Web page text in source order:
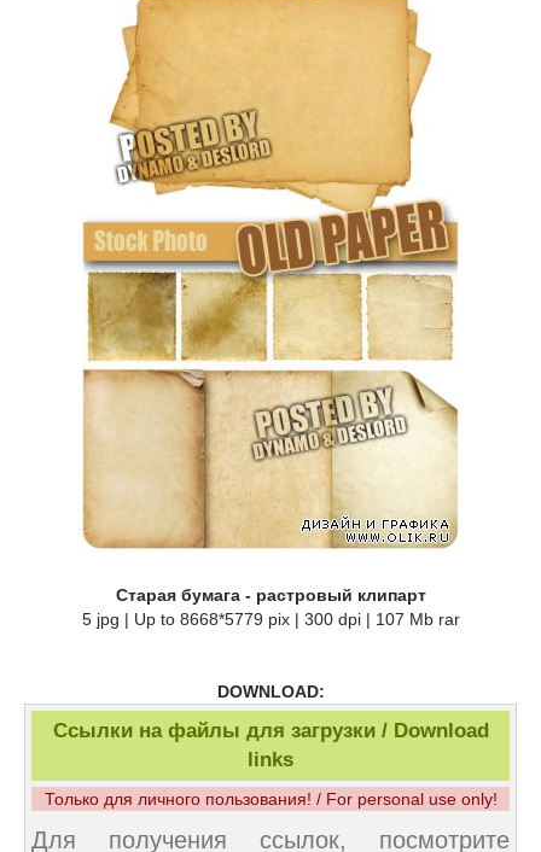
Старая бумага - растровый клипарт
5 jpg | Up to 8668*5779 pix | 300 dpi | 107 Mb rar
DOWNLOAD:
Ссылки на файлы для загрузки / Download
links
Только для личного пользования! / For personal use only!
Для получения ссылок, посмотрите